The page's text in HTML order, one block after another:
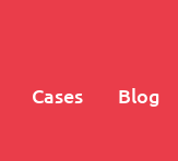
Cases Blog